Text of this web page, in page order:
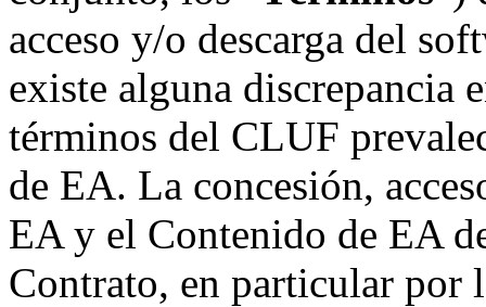
acceso y/o descarga del
existe alguna discrepancia
términos del CLUF
de EA. La concesión,
EA y el Contenido de EA
Contrato, en particular por